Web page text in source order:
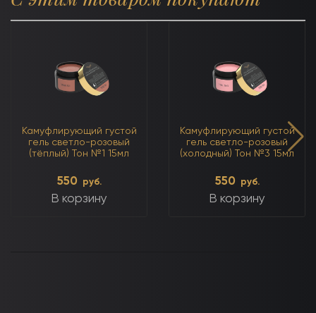
Камуфлирующий густой
гель светло-розовый
(тёплый) Тон №1 15мл
550 руб.
В корзину
Камуфлирующий густой
гель светло-розовый
(холодный) Тон №3 15мл
550 руб.
В корзину